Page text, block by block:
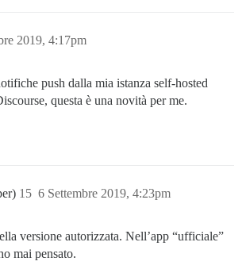
2019, 4:17pm
push dalla mia istanza self-hosted
questa è una novità per me.
6 Settembre 2019, 4:23pm
15
versione autorizzata. Nell’app “ufficiale”
mai pensato.